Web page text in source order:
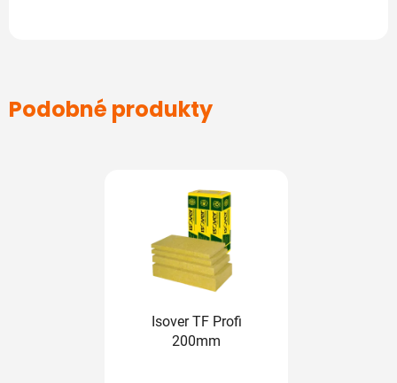
Podobné produkty
Isover TF Profi
200mm